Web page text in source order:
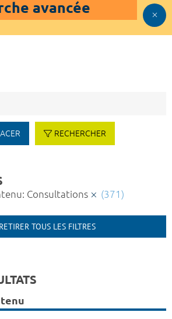
avancée
RECHERCHER
Consultations (371)
RETIRER TOUS LES FILTRES